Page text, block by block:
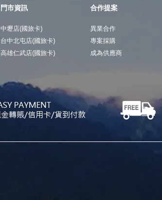
門市資訊
中壢店(國旅卡)
台中北屯店(國旅卡)
高雄仁武店(國旅卡)
合作提案
異業合作
專案採購
成為供應商